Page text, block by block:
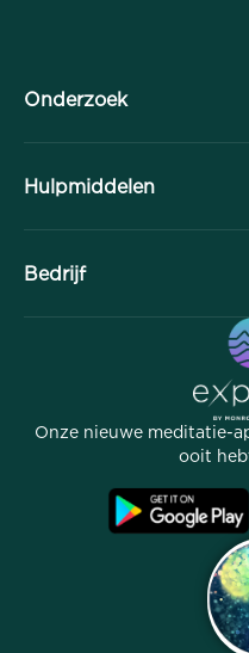
Onderzoek
Overzicht
Professionele Divisie
Artikelen
Hulpmiddelen
Gratis meditaties
Bedrijf
Veelgestelde vragen
Voorwaarden
Onze nieuwe meditatie-
ooit